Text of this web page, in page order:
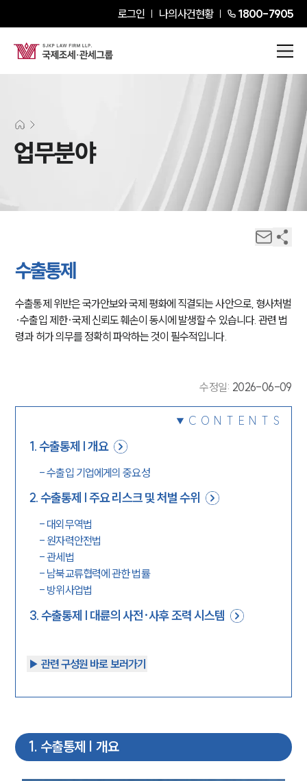
로그인 나의사건현황 1800-7905
업무분야
수출통제
수출통제 위반은 국가안보와 국제 평화에 직결되는 사안으로, 형사처벌
·수출입 제한·국제 신뢰도 훼손이 동시에 발생할 수 있습니다. 관련 법
령과 허가 의무를 정확히 파악하는 것이 필수적입니다.
수정일: 2026-06-09
CONTENTS
1.수출통제 | 개요
-수출입 기업에게의 중요성
2.수출통제 | 주요 리스크 및 처벌 수위
- 대외무역법
- 원자력안전법
-관세법
- 남북교류협력에 관한 법률
- 방위사업법
3.수출통제 | 대륜의 사전·사후 조력 시스템
▶︎ 관련 구성원 바로 보러가기
1 . 수출통제 | 개요